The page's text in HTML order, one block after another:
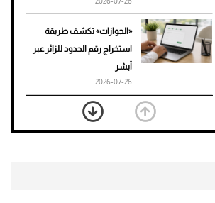
«الجوازات» تكشف طريقة
استخراج رقم الحدود للزائر عبر
أبشر
2026-07-26
بعد 7 أشهر من تعرضه لحادث
مروع.. جوشوا يفوز على برينغا